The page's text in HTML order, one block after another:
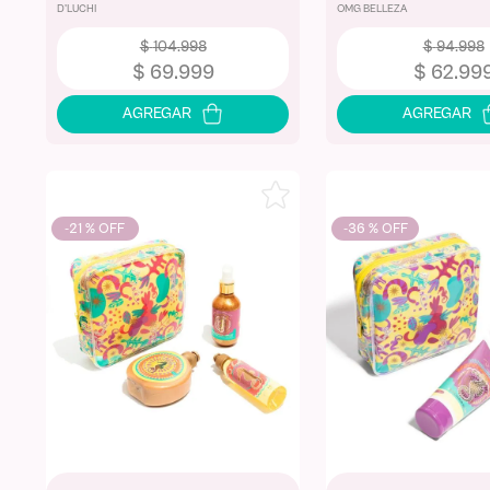
D'LUCHI
$ 104.998
$ 69.999
OMG BELLEZA
$ 94.998
$ 62.
-21 % -36 %